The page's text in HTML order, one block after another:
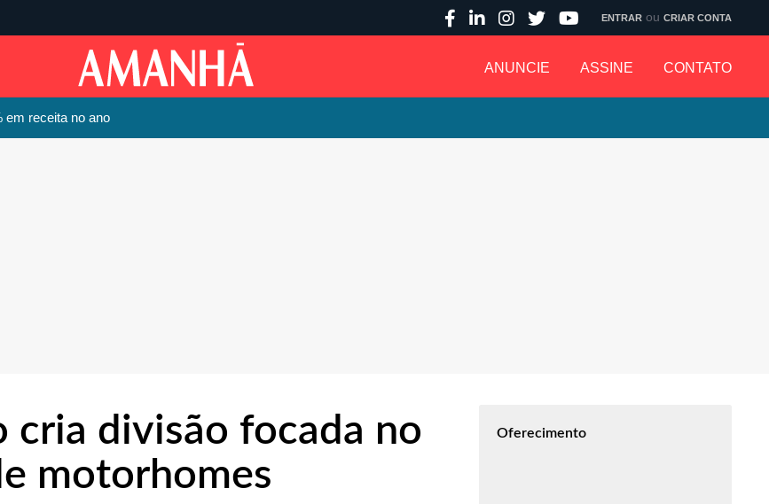
ANUNCIE ASSINE CONTATO
ENTRAR ou CRIAR CONTA
em receita no ano
cria divisão focada no
motorhomes
Oferecimento